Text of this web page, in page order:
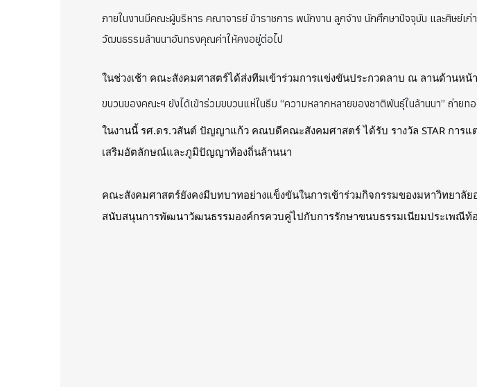
ภายในงานมีคณะผู้บริหาร คณาจารย์ ข้าราชการ พนักงาน ลูกจ้าง นักศึกษาปัจจุบัน และศิษย์เ
วัฒนธรรมล้านนาอันทรงคุณค่าให้คงอยู่ต่อไป
ในช่วงเช้า คณะสังคมศาสตร์ได้ส่งทีมเข้าร่วมการแข่งขันประกวดลาบ ณ ลานด้านหน้
ขบวนของคณะฯ ยังได้เข้าร่วมขบวนแห่ในธีม “ความหลากหลายของชาติพันธุ์ในล้านนา” ถ่า
ในงานนี้ รศ.ดร.วสันต์ ปัญญาแก้ว คณบดีคณะสังคมศาสตร์ ได้รับ รางวัล STAR การ
เสริมอัตลักษณ์และภูมิปัญญาท้องถิ่นล้านนา
คณะสังคมศาสตร์ยังคงมีบทบาทอย่างแข็งขันในการเข้าร่วมกิจกรรมของมหาวิทยาลั
สนับสนุนการพัฒนาวัฒนธรรมองค์กรควบคู่ไปกับการรักษาขนบธรรมเนียมประเพณีท้